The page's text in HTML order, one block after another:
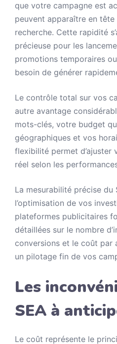
que votre campagne est
peuvent apparaître en
recherche. Cette rapidité
précieuse pour les
promotions temporaires
besoin de générer
Le contrôle total sur vos
autre avantage
mots-clés, votre budget
géographiques et vos
flexibilité permet d’ajuster
réel selon les
La mesurabilité précise du
l’optimisation de vos
plateformes publicitaires
détaillées sur le nombre
conversions et le coût par
un pilotage fin de vos
Les
SEA à
Le coût représente le